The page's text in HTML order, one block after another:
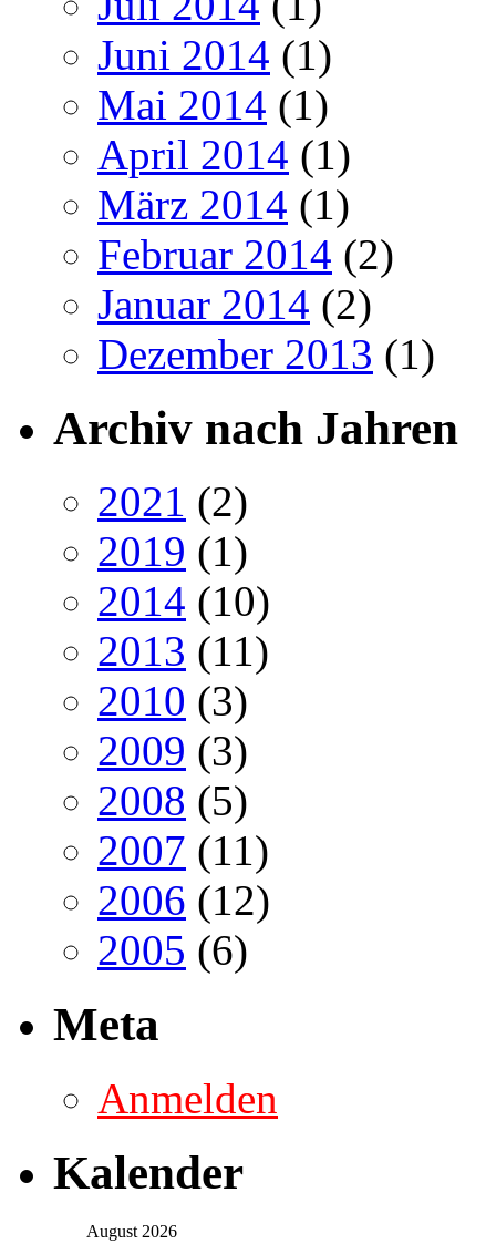
Juni 2014 (1)
Mai 2014 (1)
April 2014 (1)
März 2014 (1)
Februar 2014 (2)
Januar 2014 (2)
Dezember 2013 (1)
Archiv nach Jahren
2021 (2)
2019 (1)
2014 (10)
2013 (11)
2010 (3)
2009 (3)
2008 (5)
2007 (11)
2006 (12)
2005 (6)
Meta
Anmelden
Kalender
August 2026